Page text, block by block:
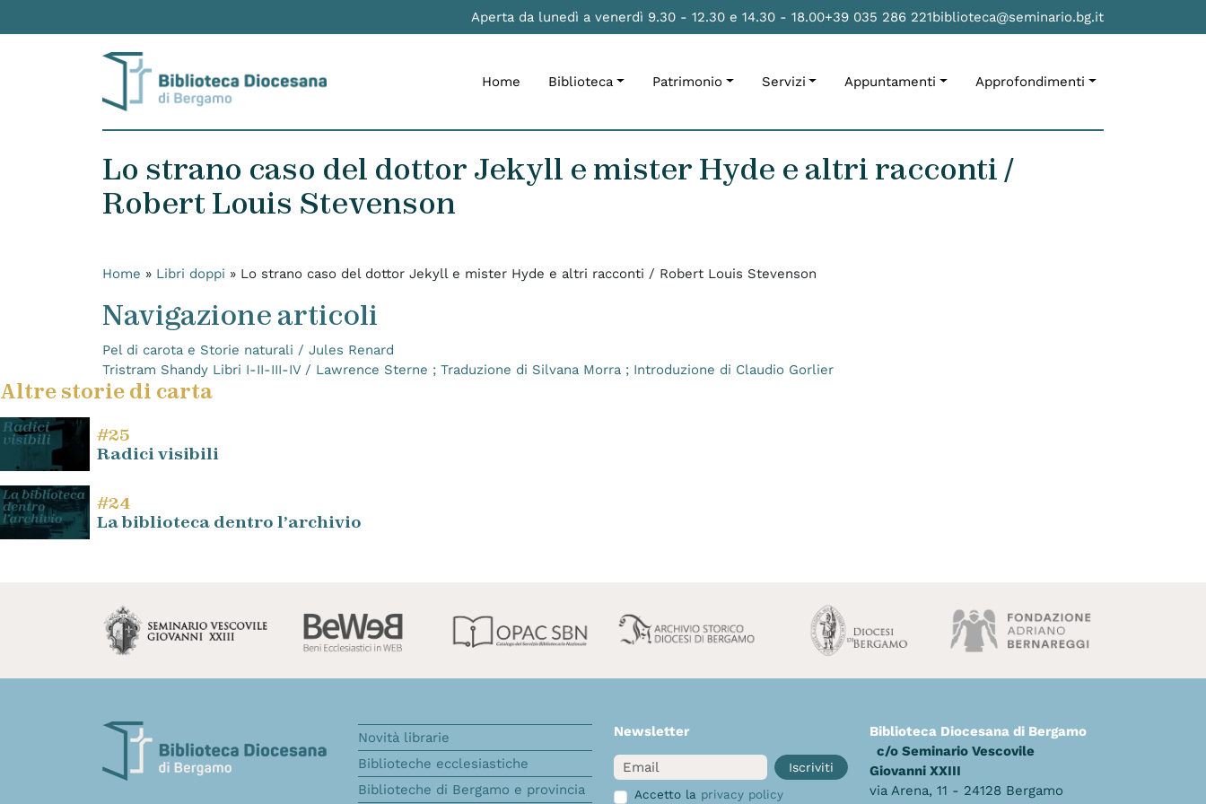
Aperta da lunedì a venerdì 9.30 - 12.30 e 14.30 - 18.00+39 035 286 221biblioteca@seminario.bg.it
Home Biblioteca Patrimonio Servizi Appuntamenti Approfondimenti
Lo strano caso del dottor Jekyll e mister Hyde e altri racconti /
Robert Louis Stevenson
Home » Libri doppi » Lo strano caso del dottor Jekyll e mister Hyde e altri racconti / Robert Louis Stevenson
Navigazione articoli
Pel di carota e Storie naturali / Jules Renard
Tristram Shandy Libri I-II-III-IV / Lawrence Sterne ; Traduzione di Silvana Morra ; Introduzione di Claudio Gorlier
Altre storie di carta
#25
Radici visibili
#24
La biblioteca dentro l’archivio
Novità librarie
Biblioteche ecclesiastiche
Biblioteche di Bergamo e provincia
Newsletter
Email
Iscriviti
Accetto la privacy policy
Biblioteca Diocesana di Bergamo
c/o Seminario Vescovile
Giovanni XXIII
via Arena, 11 - 24128 Bergamo